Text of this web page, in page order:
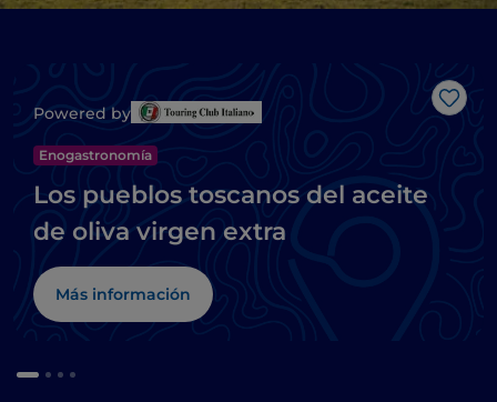
Me
Powered by
Enogastronomía
Los pueblos toscanos del aceite
de oliva virgen extra
Más información